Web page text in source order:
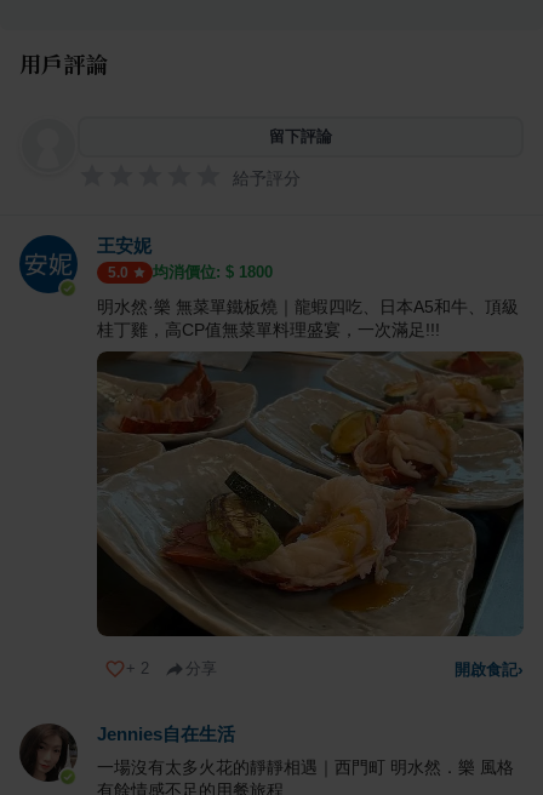
用戶評論
留下評論
給予評分
王安妮
5.0 均消價位: $ 1800
明水然·樂 無菜單鐵板燒｜龍蝦四吃、日本A5和牛、頂級
桂丁雞，高CP值無菜單料理盛宴，一次滿足!!!
+ 2 分享 開啟食記›
Jennies自在生活
一場沒有太多火花的靜靜相遇｜西門町 明水然．樂 風格
有餘情感不足的用餐旅程